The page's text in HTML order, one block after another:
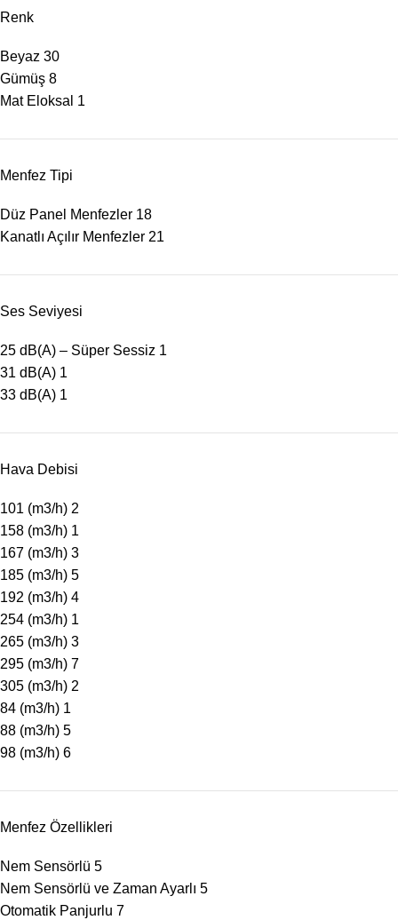
Renk
Beyaz 30
Gümüş 8
Mat Eloksal 1
Menfez Tipi
Düz Panel Menfezler 18
Kanatlı Açılır Menfezler 21
Ses Seviyesi
25 dB(A) – Süper Sessiz 1
31 dB(A) 1
33 dB(A) 1
Hava Debisi
101 (m3/h) 2
158 (m3/h) 1
167 (m3/h) 3
185 (m3/h) 5
192 (m3/h) 4
254 (m3/h) 1
265 (m3/h) 3
295 (m3/h) 7
305 (m3/h) 2
84 (m3/h) 1
88 (m3/h) 5
98 (m3/h) 6
Menfez Özellikleri
Nem Sensörlü 5
Nem Sensörlü ve Zaman Ayarlı 5
Otomatik Panjurlu 7